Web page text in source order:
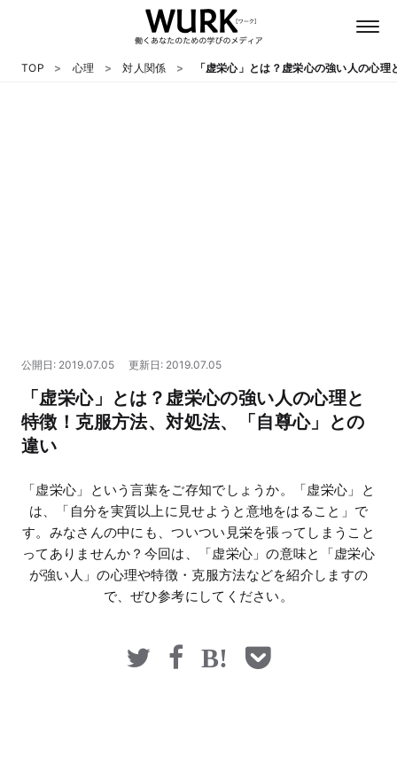
マネー
TOP 心理 対人関係 「虚栄心」とは？虚栄心の強い人の心
公開日: 2019.07.05 更新日: 2019.07.05
「虚栄心」とは？虚栄心の強い人の心理と
特徴！克服方法、対処法、「自尊心」との
違い
「虚栄心」という言葉をご存知でしょうか。「虚栄心」と
は、「自分を実質以上に見せようと意地をはること」で
す。みなさんの中にも、ついつい見栄を張ってしまうこと
ってありませんか？今回は、「虚栄心」の意味と「虚栄心
が強い人」の心理や特徴・克服方法などを紹介しますの
で、ぜひ参考にしてください。